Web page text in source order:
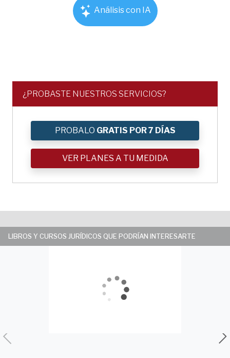
Análisis con IA
¿PROBASTE NUESTROS SERVICIOS?
PROBALO GRATIS POR 7 DÍAS
VER PLANES A TU MEDIDA
LIBROS Y CURSOS JURÍDICOS QUE PODRÍAN INTERESARTE